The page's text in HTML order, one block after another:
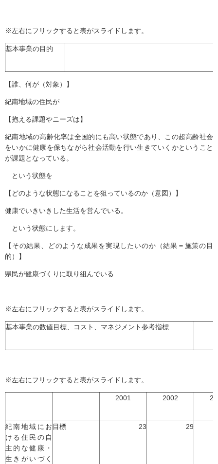
※左右にフリックすると表がスライドします。
基本事業の目的
【誰、何が（対象）】
紀南地域の住民が
【抱える課題やニーズは】
紀南地域の高齢化率は全国的にも高い状態であり、この超高齢社会
をいかに健康を保ちながら社会活動を行い生きていくかということ
が課題となっている。
という状態を
【どのような状態になることを狙っているのか（意図）】
健康でいきいきした生活を営んでいる。
という状態にします。
【その結果、どのような成果を実現したいのか（結果＝施策の目
的）】
県民が健康づくりに取り組んでいる
※左右にフリックすると表がスライドします。
基本事業の数値目標、コスト、マネジメント参考指標
※左右にフリックすると表がスライドします。
2001 2002
紀南地域にお
ける住民の自
主的な健康・
生きがいづく
目標 23 29